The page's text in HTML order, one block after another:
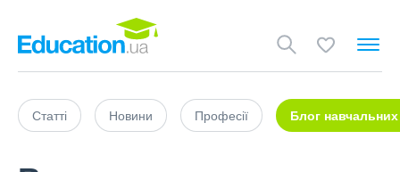
Статті Новини Професії Блог навчальних